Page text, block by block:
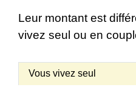
Leur montant est
vivez seul ou en
Vous vivez seul